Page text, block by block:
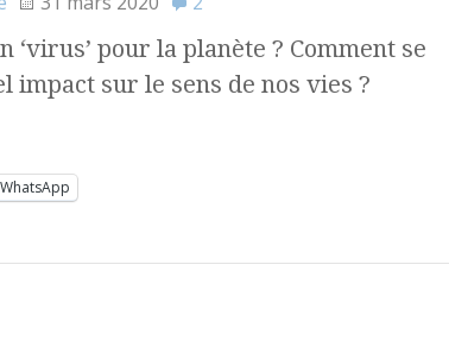
‘virus’ pour la planète ? Comment se
impact sur le sens de nos vies ?
WhatsApp